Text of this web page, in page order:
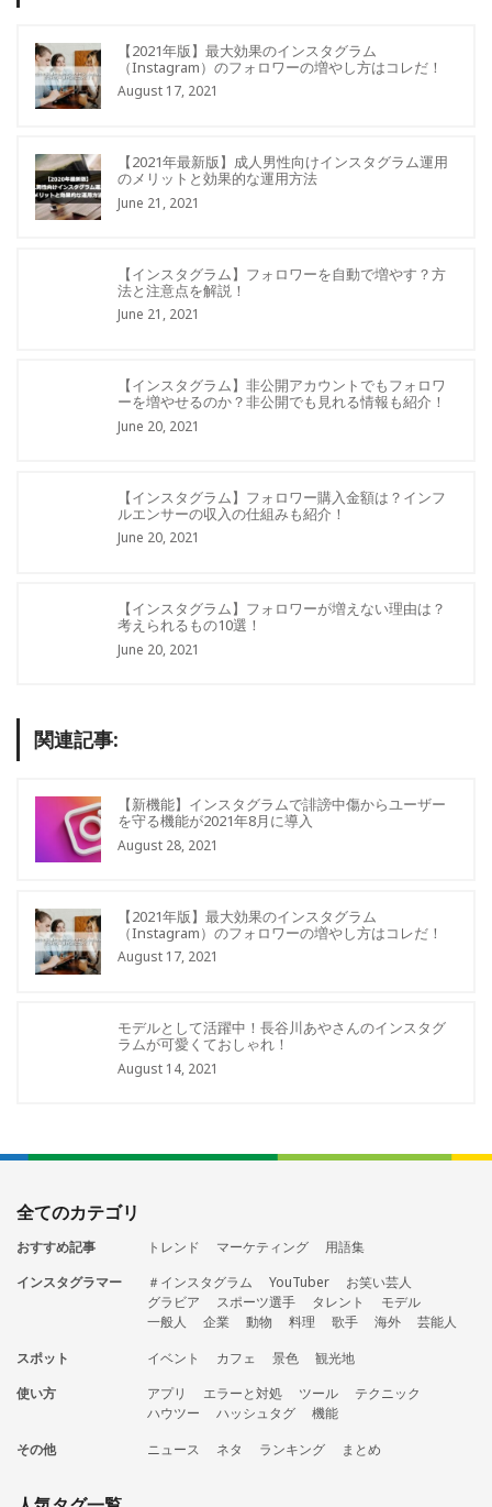
【2021年版】最大効果のインスタグラム
（Instagram）のフォロワーの増やし方はコレだ！
August 17, 2021
【2021年最新版】成人男性向けインスタグラム運用
のメリットと効果的な運用方法
June 21, 2021
【インスタグラム】フォロワーを自動で増やす？方
法と注意点を解説！
June 21, 2021
【インスタグラム】非公開アカウントでもフォロワ
ーを増やせるのか？非公開でも見れる情報も紹介！
June 20, 2021
【インスタグラム】フォロワー購入金額は？インフ
ルエンサーの収入の仕組みも紹介！
June 20, 2021
【インスタグラム】フォロワーが増えない理由は？
考えられるもの10選！
June 20, 2021
関連記事:
【新機能】インスタグラムで誹謗中傷からユーザー
を守る機能が2021年8月に導入
August 28, 2021
【2021年版】最大効果のインスタグラム
（Instagram）のフォロワーの増やし方はコレだ！
August 17, 2021
モデルとして活躍中！長谷川あやさんのインスタグ
ラムが可愛くておしゃれ！
August 14, 2021
全てのカテゴリ
おすすめ記事 トレンド マーケティング
用語集
インスタグラマー
＃インスタグラム YouTuber
お笑い芸人
グラビア
スポーツ選手 タレント
モデル
一般人
企業 動物 料理 歌手 海外
芸能人
スポット
イベント カフェ 景色
観光地
使い方
アプリ エラーと対処 ツール
テクニック
ハウツー
ハッシュタグ
機能
その他
ニュース ネタ ランキング まとめ